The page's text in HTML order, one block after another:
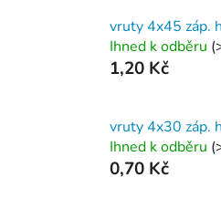
vruty 4x45 záp.
Ihned k odběru
1,20 Kč
vruty 4x30 záp.
Ihned k odběru
0,70 Kč